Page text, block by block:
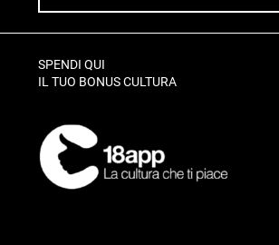
SPENDI QUI
IL TUO BONUS CULTURA